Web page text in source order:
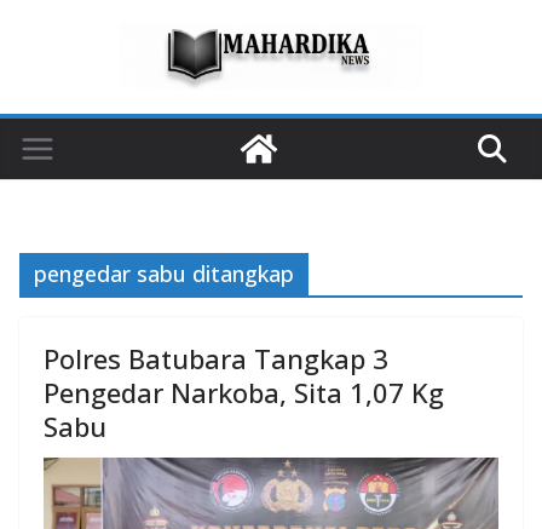
pengedar sabu ditangkap
Polres Batubara Tangkap 3
Pengedar Narkoba, Sita 1,07 Kg
Sabu